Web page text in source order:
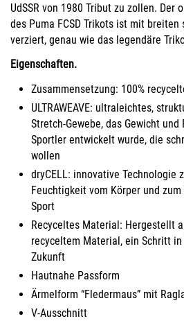
UdSSR von 1980 Tribut zu zollen. Der
des Puma FCSD Trikots ist mit breiten
verziert, genau wie das legendäre
Eigenschaften.
Zusammensetzung: 100%
ULTRAWEAVE: ultraleichtes,
Stretch-Gewebe, das Gewicht
Sportler entwickelt wurde, die
wollen
dryCELL: innovative Technologie
Feuchtigkeit vom Körper und
Sport
Recyceltes Material: Hergestellt
recyceltem Material, ein Schritt
Zukunft
Hautnahe Passform
Ärmelform “Fledermaus” mit
V-Ausschnitt